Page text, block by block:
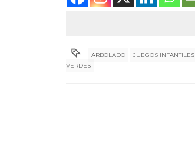
ARBOLADO JUEGOS INFANTILES
VERDES